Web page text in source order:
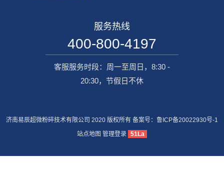
服务热线
400-800-4197
客服服务时段：周一至周日，8:30 -
20:30，节假日不休
济南易辰超微粉碎技术有限公司 2020 版权所有 备案号： 鲁ICP备20022930号-1
站点地图 管理登录 51La